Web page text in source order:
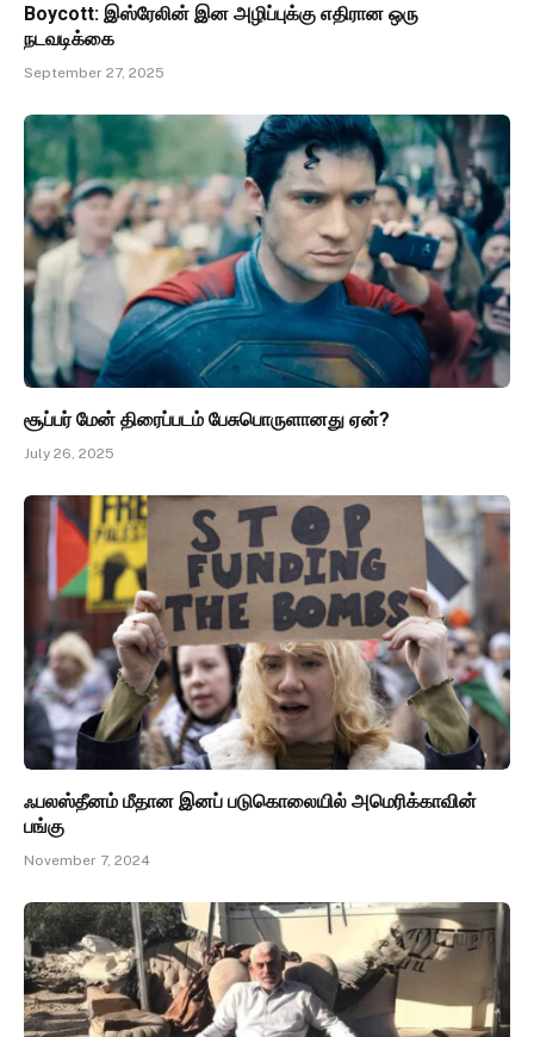
Boycott: இஸ்ரேலின் இன அழிப்புக்கு எதிரான ஒரு
நடவடிக்கை
September 27, 2025
சூப்பர் மேன் திரைப்படம் பேசுபொருளானது ஏன்?
July 26, 2025
ஃபலஸ்தீனம் மீதான இனப் படுகொலையில் அமெரிக்காவின்
பங்கு
November 7, 2024